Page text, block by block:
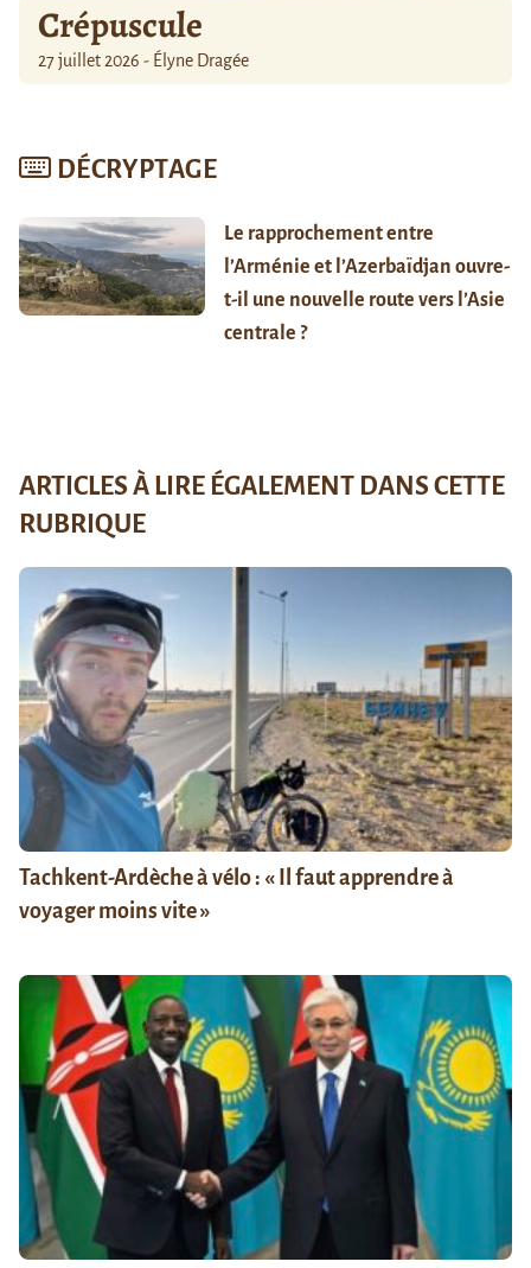
Crépuscule
27 juillet 2026 - Élyne Dragée
DÉCRYPTAGE
Le rapprochement entre
l’Arménie et l’Azerbaïdjan ouvre-
t-il une nouvelle route vers l’Asie
centrale ?
ARTICLES À LIRE ÉGALEMENT DANS CETTE
RUBRIQUE
Tachkent-Ardèche à vélo : « Il faut apprendre à
voyager moins vite »